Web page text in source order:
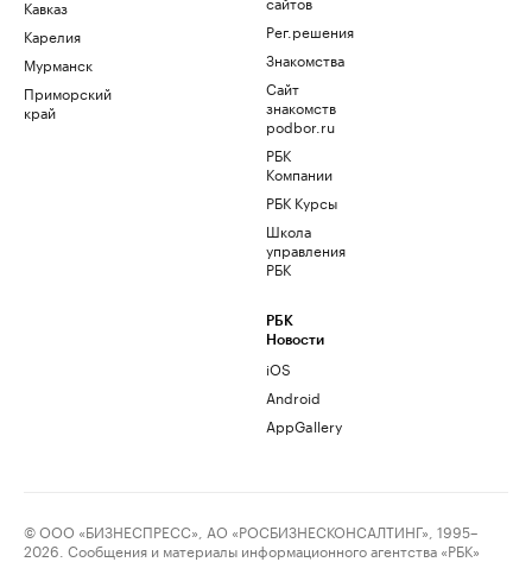
Кавказ
Карелия
Мурманск
Приморский
край
Рег.решения
Знакомства
Сайт
знакомств
podbor.ru
РБК
Компании
РБК Курсы
Школа
управления
РБК
РБК
Новости
iOS
Android
AppGallery
© ООО «БИЗНЕСПРЕСС», АО «РОСБИЗНЕСКОНСАЛТИНГ», 1995–
2026. Сообщения и материалы информационного агентства «РБК»